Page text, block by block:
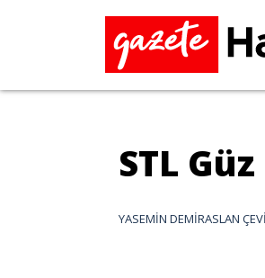
STL
YASEMİN DEMİRASLAN